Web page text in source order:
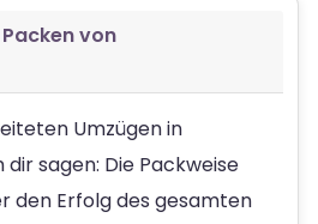
von
Umzügen in
sagen: Die Packweise
den Erfolg des gesamten